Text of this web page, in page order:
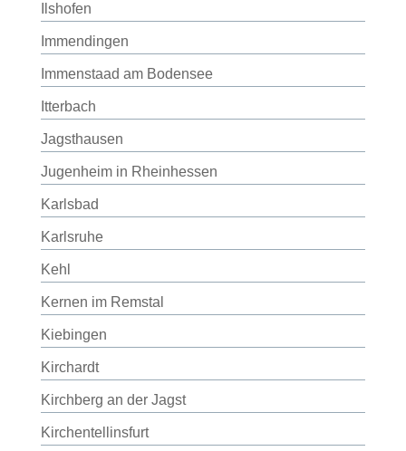
Ilshofen
Immendingen
Immenstaad am Bodensee
Itterbach
Jagsthausen
Jugenheim in Rheinhessen
Karlsbad
Karlsruhe
Kehl
Kernen im Remstal
Kiebingen
Kirchardt
Kirchberg an der Jagst
Kirchentellinsfurt